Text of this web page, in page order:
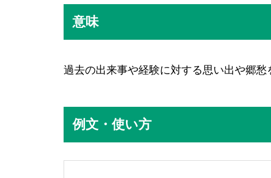
意味
過去の出来事や経験に対する思い出や郷愁
例文・使い方